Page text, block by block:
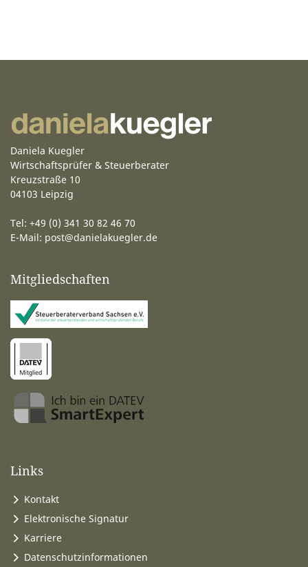
Daniela Kuegler
Wirtschaftsprüfer & Steuerberater
Kreuzstraße 10
04103 Leipzig
Tel: +49 (0) 341 30 82 46 70
E-Mail: post@danielakuegler.de
Mitgliedschaften
Links
Kontakt
Elektronische Signatur
Karriere
Datenschutzinformationen